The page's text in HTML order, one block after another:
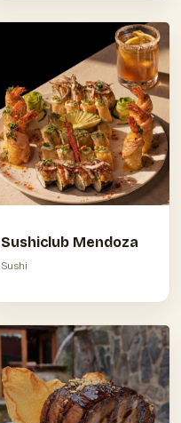
Sushiclub Mendoza
Sushi